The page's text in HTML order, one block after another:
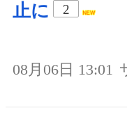
止に
2
08月06日 13:01